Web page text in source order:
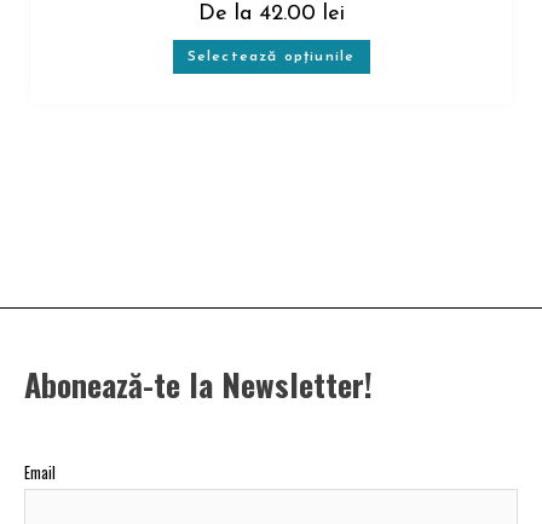
De la 42.00 lei
Selectează opțiunile
Abonează-te la Newsletter!
Email